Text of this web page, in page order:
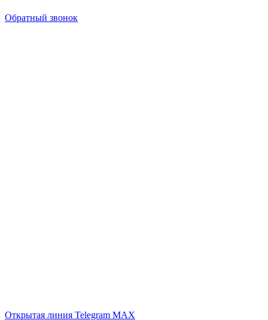
Обратный звонок
Открытая линия Telegram MAX